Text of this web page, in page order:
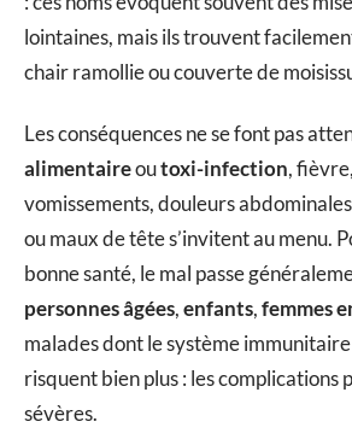
lointaines, mais ils trouvent
chair ramollie ou couverte de
Les conséquences ne se font pas
alimentaireoutoxi-infection,
vomissements, douleurs
ou maux de tête s’invitent au menu.
bonne santé, le mal passe
personnes âgées,enfants,femmes
malades dont le système
risquent bien plus : les complications
sévères.